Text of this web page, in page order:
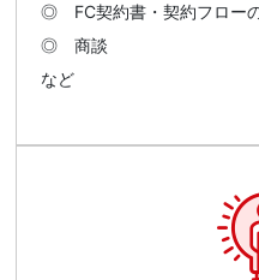
◎ FC契約書・契約フロー
◎ 商談
など